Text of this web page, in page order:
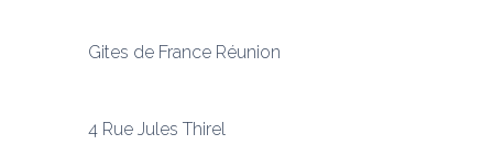
Gites de France Réunion
4 Rue Jules Thirel